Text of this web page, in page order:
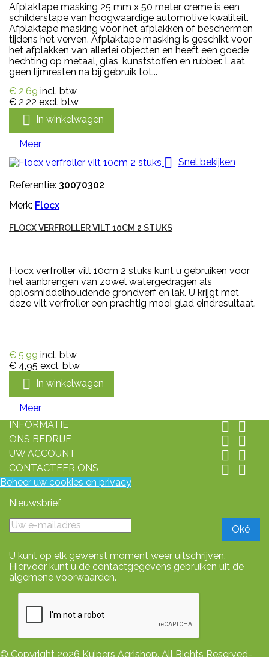
Afplaktape masking 25 mm x 50 meter creme is een
schilderstape van hoogwaardige automotive kwaliteit.
Afplaktape masking voor het afplakken of beschermen
tijdens het verven. Afplaktape masking is geschikt voor
het afplakken van allerlei objecten en heeft een goede
hechting op metaal, glas, kunststoffen en rubber. Laat
geen lijmresten na bij gebruik tot...
€ 2,69 incl. btw
€ 2,22 excl. btw
 In winkelwagen
Meer
 Snel bekijken
Referentie: 30070302
Merk: Flocx
FLOCX VERFROLLER VILT 10CM 2 STUKS
Flocx verfroller vilt 10cm 2 stuks kunt u gebruiken voor
het aanbrengen van zowel watergedragen als
oplosmiddelhoudende grondverf en lak. U krijgt met
deze vilt verfroller een prachtig mooi glad eindresultaat.
€ 5,99 incl. btw
€ 4,95 excl. btw
 In winkelwagen
Meer
INFORMATIE
 
ONS BEDRIJF  
UW ACCOUNT  
CONTACTEER ONS  
Beheer uw cookies en privacy
Nieuwsbrief
U kunt op elk gewenst moment weer uitschrijven.
Hiervoor kunt u de contactgegevens gebruiken uit de
algemene voorwaarden.
© Copyright 2026 Kuipers Agrishop. All Rights Reserved-